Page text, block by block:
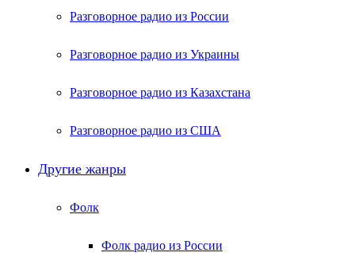
Разговорное радио из России
Разговорное радио из Украины
Разговорное радио из Казахстана
Разговорное радио из США
Другие жанры
Фолк
Фолк радио из России